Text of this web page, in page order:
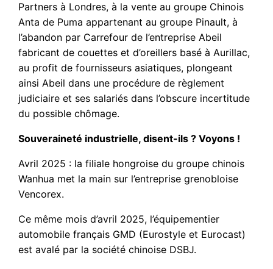
Partners à Londres, à la vente au groupe Chinois
Anta de Puma appartenant au groupe Pinault, à
l’abandon par Carrefour de l’entreprise Abeil
fabricant de couettes et d’oreillers basé à Aurillac,
au profit de fournisseurs asiatiques, plongeant
ainsi Abeil dans une procédure de règlement
judiciaire et ses salariés dans l’obscure incertitude
du possible chômage.
Souveraineté industrielle, disent-ils ? Voyons !
Avril 2025 : la filiale hongroise du groupe chinois
Wanhua met la main sur l’entreprise grenobloise
Vencorex.
Ce même mois d’avril 2025, l’équipementier
automobile français GMD (Eurostyle et Eurocast)
est avalé par la société chinoise DSBJ.